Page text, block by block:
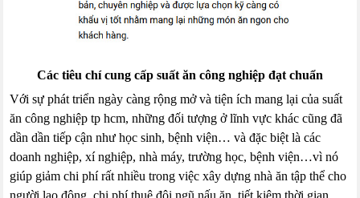
Các tiêu chí cung cấp suất ăn công nghiệp đạt chuẩn
Với sự phát triển ngày càng rộng mở và tiện ích mang lại của suất
ăn công nghiệp tp hcm, những đối tượng ở lĩnh vực khác cũng đã
dần dần tiếp cận như học sinh, bệnh viện… và đặc biệt là các
doanh nghiệp, xí nghiệp, nhà máy, trường học, bệnh viện…vì nó
giúp giảm chi phí rất nhiều trong việc xây dựng nhà ăn tập thể cho
người lao động, chi phí thuê đội ngũ nấu ăn, tiết kiệm thời gian,